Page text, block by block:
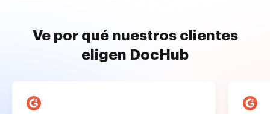
Ve por qué nuestros clientes
eligen DocHub